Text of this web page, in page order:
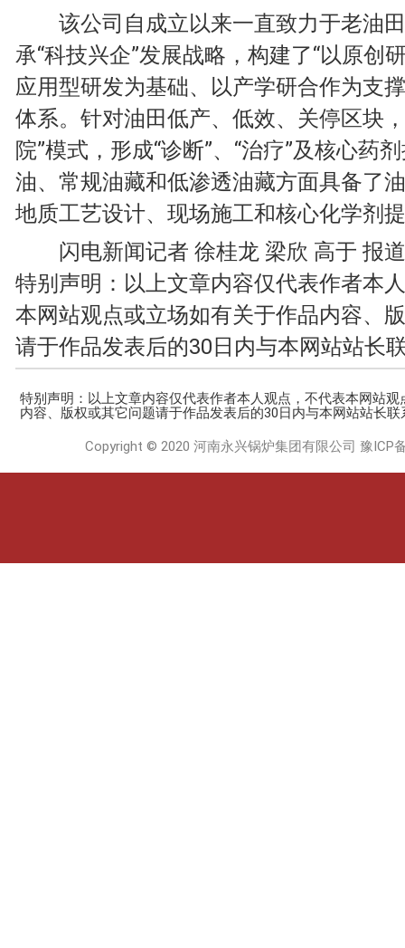
该公司自成立以来一直致力于老油田
承“科技兴企”发展战略，构建了“以原创
应用型研发为基础、以产学研合作为支
体系。针对油田低产、低效、关停区块
院”模式，形成“诊断”、“治疗”及核心药
油、常规油藏和低渗透油藏方面具备了
地质工艺设计、现场施工和核心化学剂
闪电新闻记者 徐桂龙 梁欣 高于 报道
特别声明：以上文章内容仅代表作者本
本网站观点或立场如有关于作品内容、
请于作品发表后的30日内与本网站站长
特别声明：以上文章内容仅代表作者本人观点，不代表本网站
内容、版权或其它问题请于作品发表后的30日内与本网站站长联
Copyright © 2020 河南永兴锅炉集团有限公司 豫ICP